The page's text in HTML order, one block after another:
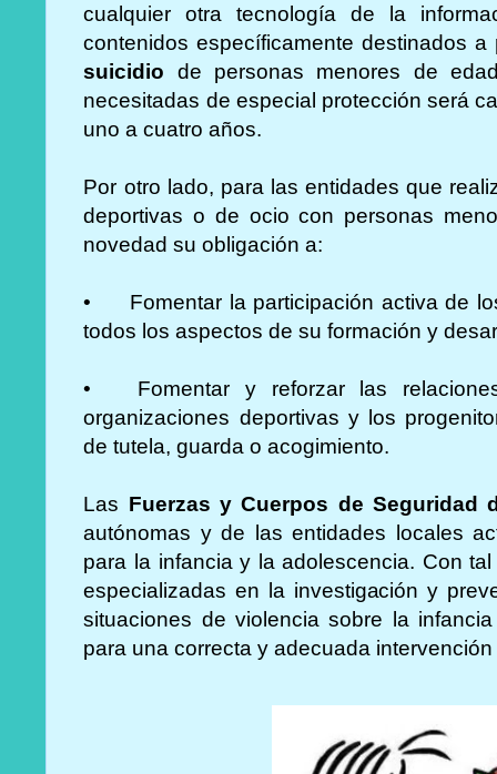
cualquier otra tecnología de la
contenidos específicamente destinados a
suicidio de personas menores de
necesitadas de especial protección será
uno a cuatro años.
Por otro lado, para las entidades que
deportivas o de ocio con personas
novedad su obligación a:
•
Fomentar la participación activa de
todos los aspectos de su formación y
•
Fomentar y reforzar las
organizaciones deportivas y los
de tutela, guarda o acogimiento.
Las Fuerzas y Cuerpos de Seguridad
autónomas y de las entidades locales
para la infancia y la adolescencia. Con
especializadas en la investigación y
situaciones de violencia sobre la
para una correcta y adecuada